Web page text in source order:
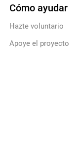
Cómo ayudar
Hazte voluntario
Apoye el proyecto